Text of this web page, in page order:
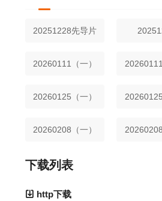
20251228先导片
20260111（一） 20260111
20260125（一） 20260125
20260208（一） 20260208
2060222（一）
20260308（一）
下载列表
http下载